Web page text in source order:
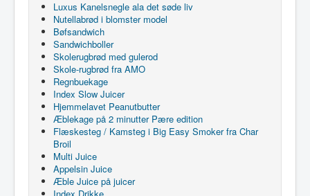
Luxus Kanelsnegle ala det søde liv
Nutellabrød i blomster model
Bøfsandwich
Sandwichboller
Skolerugbrød med gulerod
Skole-rugbrød fra AMO
Regnbuekage
Index Slow Juicer
Hjemmelavet Peanutbutter
Æblekage på 2 minutter Pære edition
Flæskesteg / Kamsteg i Big Easy Smoker fra Char
Broil
Multi Juice
Appelsin Juice
Æble Juice på juicer